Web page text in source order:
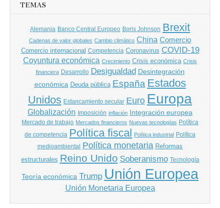
TEMAS
Alemania Banco Central Europeo Boris Johnson Brexit
Cadenas de valor globales Cambio climático China Comercio
Comercio internacional Competencia Coronavirus COVID-19
Coyuntura económica Crecimiento Crisis económica Crisis
financiera
Desarrollo Desigualdad Desintegración
económica Deuda pública España Estados
Unidos Estancamiento secular Euro Europa
Globalización Imposición inflación Integración europea
Mercado de trabajo Mercados financieros Nuevas tecnologías Política
de competencia Política fiscal Política industrial
Política
medioambiental Política monetaria Reformas
estructurales Reino Unido Soberanismo Tecnología
Teoría económica Trump Unión Europea
Unión Monetaria Europea